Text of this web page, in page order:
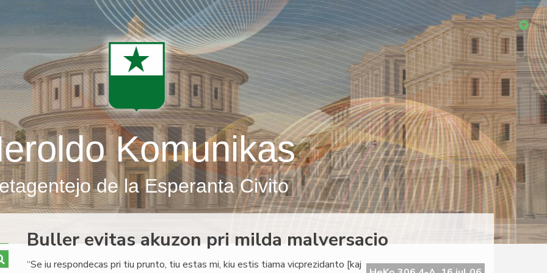
Komunikas
de la Esperanta Civito
Buller evitas akuzon pri milda malversacio
“Se iu respondecas pri tiu prunto, tiu estas mi, kiu estis tiama vicprezidanto [kaj